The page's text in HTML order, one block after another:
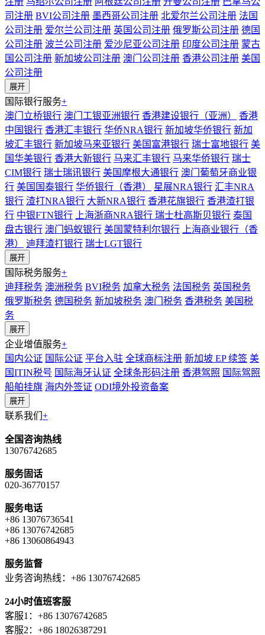
司注册 BVI公司注册 墨西哥公司注册 北爱尔兰公司注册 法国
公司注册 爱尔兰公司注册 英国公司注册 俄罗斯公司注册 德国
公司注册 波兰公司注册 爱沙尼亚公司注册 印度公司注册 蒙古
国公司注册 新加坡公司注册 澳门公司注册 香港公司注册 美国
公司注册
展开
国际银行服务+
澳门立桥银行 澳门工银亚洲银行 香港建设银行（亚洲）
香港
中国银行 香港汇丰银行 华侨NRA银行 新加坡华侨银行 新加
坡汇丰银行 新加坡马来亚银行 美国富港银行 瑞士富地银行 美
国华美银行 香港大新银行 马来汇丰银行 马来华侨银行 瑞士
CIM银行 瑞士瑞讯银行 美国摩根大通银行 澳门葡萄牙商业银
行 美国国泰银行 华侨银行（香港） 星展NRA银行 汇丰NRA
银行 渣打NRA银行 大新NRA银行 香港花旗银行 香港渣打银
行 中银FTN银行 上海浙商NRA银行 瑞士杜高斯贝银行 泰国
盘古银行 澳门蚂蚁银行 美国蒙特利尔银行
上海商业银行（香
港）
迪拜渣打银行 瑞士LGT银行
展开
国际税务服务+
迪拜税务 澳洲税务 BVI税务 加拿大税务 法国税务 英国税务
俄罗斯税务 德国税务 新加坡税务 澳门税务 香港税务 美国税
务
展开
企业增值服务+
国内公证 国际公证 平台入驻 全球商标注册 新加坡 EP 续签 美
国ITIN税号 国际海牙认证 全球条形码注册 香港驾照 国际驾照
船舶挂旗 海内外签证 ODI境外投资备案
展开
联系我们 +
全国咨询热线
13076742685
服务固话
020-36770157
服务电话
+86 13076736541
+86 13076742685
+86 13060864943
服务监督
业务咨询热线：+86 13076742685
24小时值班客服
客服1：+86 13076742685
客服2：+86 18026387291